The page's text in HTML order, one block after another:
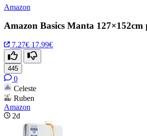
Amazon
Amazon Basics Manta 127×152cm
7.27€ 17.99€
445
0
Celeste
Ruben
Amazon
2d